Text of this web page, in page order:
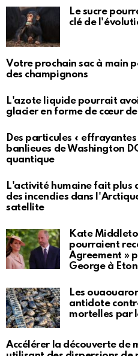
Le sucre
clé de
Votre prochain sac à main
des champignons
L'azote liquide pourrait
glacier en forme de cœur
Des particules «
banlieues de Washington
quantique
L'activité humaine fait plus
des incendies dans
satellite
Kate
pourraient
Agreement »
George à Eton
Les
antidote
mortelles par
Accélérer la découverte de